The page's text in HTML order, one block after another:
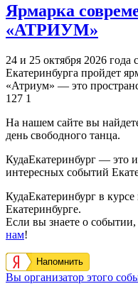
Ярмарка
«АТРИУМ»
24 и 25 октября 2026
Екатеринбурга пройдет
«Атриум» — это
127 1
На нашем сайте вы
день свободного танца.
КудаЕкатеринбург — это
интересных событий
КудаЕкатеринбург в
Екатеринбурге.
Если вы знаете о событии,
нам!
Напомнить
Вы организатор этого